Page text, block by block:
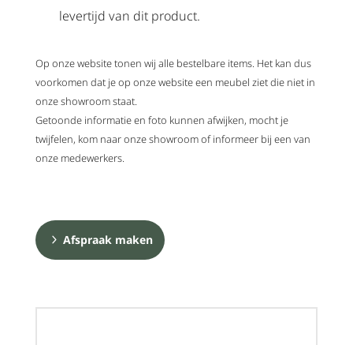
levertijd van dit product.
Op onze website tonen wij alle bestelbare items. Het kan dus
voorkomen dat je op onze website een meubel ziet die niet in
onze showroom staat.
Getoonde informatie en foto kunnen afwijken, mocht je
twijfelen, kom naar onze showroom of informeer bij een van
onze medewerkers.
Afspraak maken